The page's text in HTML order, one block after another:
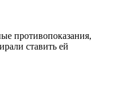
противопоказания,
ставить ей